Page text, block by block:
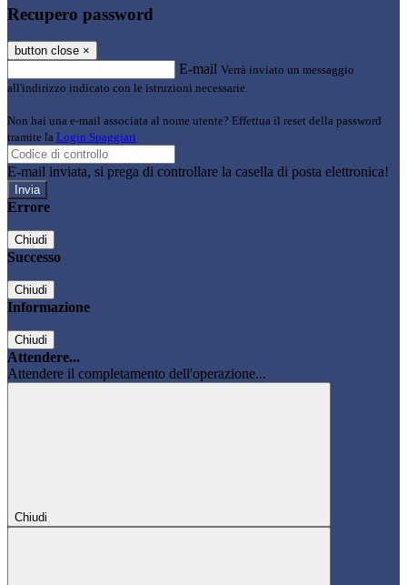
Recupero password
button close ×
E-mail Verrà inviato un messaggio
all'indirizzo indicato con le istruzioni necessarie.
Non hai una e-mail associata al nome utente? Effettua il reset della password
tramite la Login Spaggiari
E-mail inviata, si prega di controllare la casella di posta elettronica!
Errore
Chiudi
Successo
Chiudi
Informazione
Chiudi
Attendere...
Attendere il completamento dell'operazione...
Chiudi